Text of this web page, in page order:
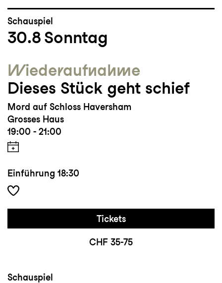
Schauspiel
30.8 Sonntag
Wieder­aufnahme
Dieses Stück geht schief
Mord auf Schloss Haversham
Grosses Haus
19:00 - 21:00
Einführung 18:30
Tickets
CHF 35-75
Schauspiel